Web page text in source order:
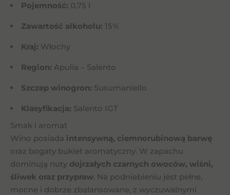
Pojemność: 0,75 l
Zawartość alkoholu: 15%
Kraj: Włochy
Region: Apulia – Salento
Szczep winogron: Susumaniello
Klasyfikacja: Salento IGT
Smak i aromat
Wino posiada intensywną, ciemnorubinową barwę
oraz bogaty bukiet aromatyczny. W zapachu
dominują nuty dojrzałych czarnych owoców, wiśni,
śliwek oraz przypraw. Na podniebieniu jest pełne,
mocne i dobrze zbalansowane, z wyczuwalnymi